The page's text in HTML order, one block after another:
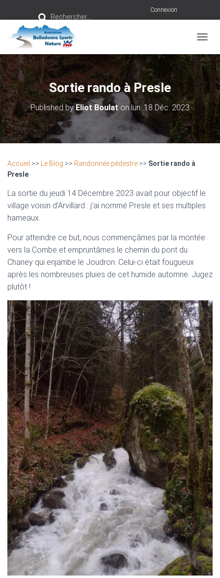
e
r
:
Rechercher…
Connexion
Sortie rando à Presle
Published byEliot Boulat onlun. 18 Déc. 2023
Accueil >> Le Blog >> Randonnée pédestre >> Sortie rando à
Presle
La sortie du jeudi 14 Décembre 2023 avait pour objectif le
village voisin d’Arvillard : j’ai nommé Presle et ses multiples
hameaux.
Pour atteindre ce but, nous commençâmes par la montée
vers la Combe et empruntâmes le chemin du pont du
Chaney qui enjambe le Joudron. Celui-ci était fougueux
après les nombreuses pluies de cet humide automne. Jugez
plutôt !